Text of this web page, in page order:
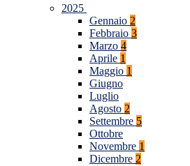
2025
Gennaio 2
Febbraio 3
Marzo 4
Aprile 1
Maggio 1
Giugno
Luglio
Agosto 2
Settembre 5
Ottobre
Novembre 1
Dicembre 2